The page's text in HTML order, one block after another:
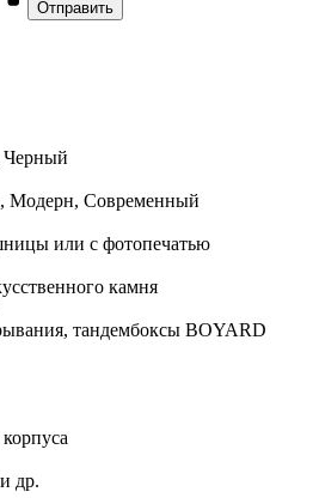
Черный
Модерн, Современный
или с фотопечатью
камня
тандембоксы BOYARD
др.